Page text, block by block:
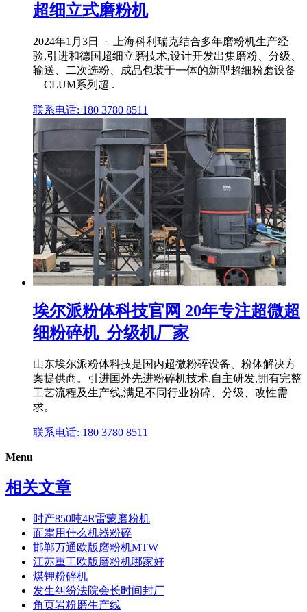
超细立式磨粉机
2024年1月3日 · 上海科利瑞克结合多年磨粉机生产经
验,引进和德国超细立磨技术,设计开发出集磨粉、分级、
输送、二次选粉、成品包装于一体的新型超细粉磨设备
—CLUM系列超 .
联系电话: 180 3780 8511
埃尔派粉体科技官网 20年专注超微超
细粉碎机_分级机厂家
山东埃尔派粉体科技是国内超微粉碎设备、粉体解决方
案提供商。引进国外先进粉碎机技术,自主研发,拥有完整
工艺流程及生产线,满足不同行业粉碎、分级、改性需
求。
联系电话: 180 3780 8511
Menu
相关文章
时产850吨4R雷蒙磨粉机
面霜用什么机器粉碎
邯郸万通欧版磨粉机MTW
江苏重工欧版磨粉机哪家好
煤钾粉碎机
发生纠纷法院会长时间封厂
角页岩粉磨生产线